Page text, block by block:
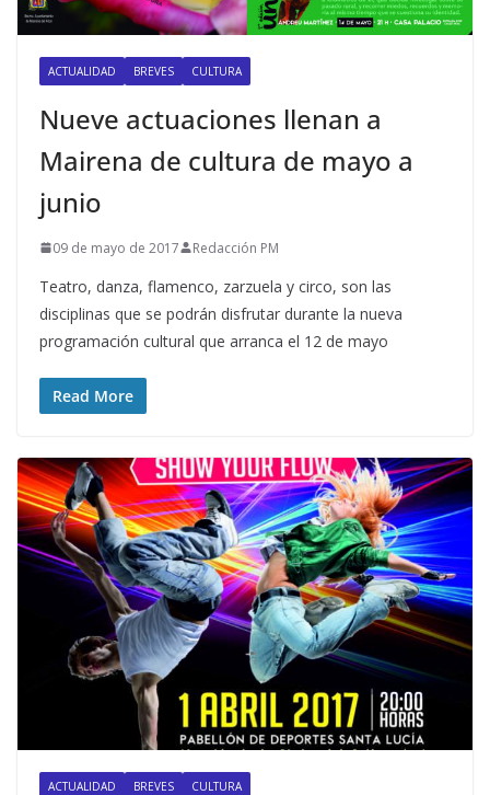
ACTUALIDAD BREVES CULTURA
Nueve actuaciones llenan a
Mairena de cultura de mayo a
junio
09 de mayo de 2017 Redacción PM
Teatro, danza, flamenco, zarzuela y circo, son las
disciplinas que se podrán disfrutar durante la nueva
programación cultural que arranca el 12 de mayo
Read More
ACTUALIDAD BREVES CULTURA